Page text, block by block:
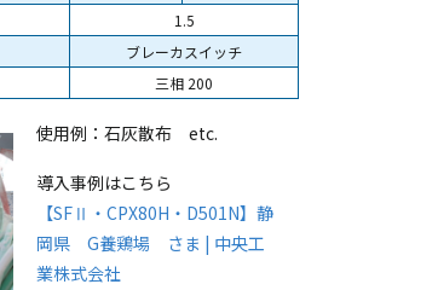
1.5
ブレーカスイッチ
三相 200
使用例：石灰散布 etc.
導入事例はこちら
【SFⅡ・CPX80H・D501N】静
岡県 G養鶏場 さま | 中央工
業株式会社